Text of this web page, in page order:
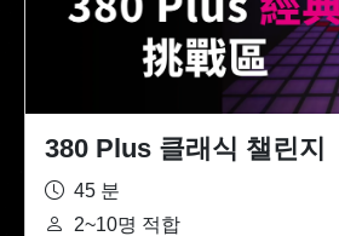
380 Plus 클래식 챌린지
45 분
2~10명 적합